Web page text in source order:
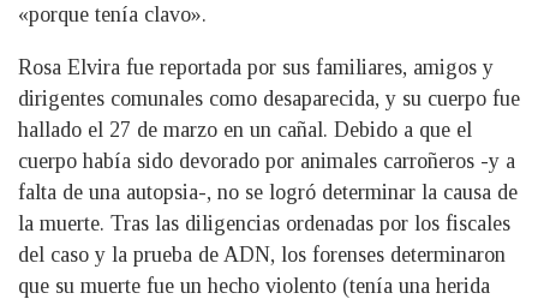
«porque tenía clavo».
Rosa Elvira fue reportada por sus familiares, amigos y
dirigentes comunales como desaparecida, y su cuerpo fue
hallado el 27 de marzo en un cañal. Debido a que el
cuerpo había sido devorado por animales carroñeros -y a
falta de una autopsia-, no se logró determinar la causa de
la muerte. Tras las diligencias ordenadas por los fiscales
del caso y la prueba de ADN, los forenses determinaron
que su muerte fue un hecho violento (tenía una herida